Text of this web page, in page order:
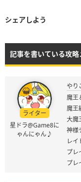
シェアしよう
記事を書いている攻略
ライター
星ドラ@Game8に
ゃんにゃん♪
やり
魔王
魔王
大魔
神様
レイ
プレ
プレ